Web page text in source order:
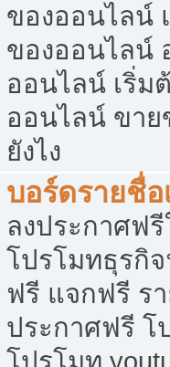
ของออนไลน์
ของออนไลน์
ออนไลน์ เริ่ม
ออนไลน์ ขาย
ยังไง
บอร์ดรายชื่อ
ลงประกาศฟรี
โปรโมทธุรกิ
ฟรี แจกฟรี ร
ประกาศฟรี โ